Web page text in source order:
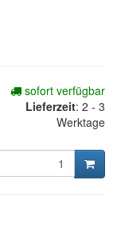
sofort verfügbar
Lieferzeit: 2 - 3
Werktage